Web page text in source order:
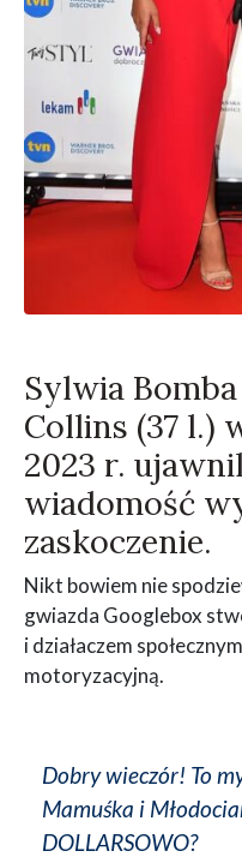
Sylwia
Collins (37 l.)
2023 r.
wiadomość
zaskoczenie.
Nikt bowiem nie
gwiazda Googlebox
i działaczem
motoryzacyjną.
Dobry wieczór! To
Mamuśka i
DOLLARSOWO?